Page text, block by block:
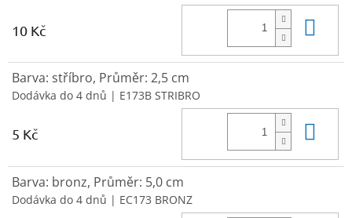
10 Kč
Barva: stříbro, Průměr: 2,5 cm
Dodávka do 4 dnů | E173B STRIBRO
5 Kč
Barva: bronz, Průměr: 5,0 cm
Dodávka do 4 dnů | EC173 BRONZ